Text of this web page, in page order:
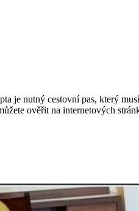
je nutný cestovní pas, který
ověřit na internetových